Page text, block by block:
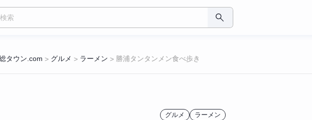
タウン.com > グルメ > ラーメン > 勝浦タンタンメン食べ歩き
グルメ ラーメン